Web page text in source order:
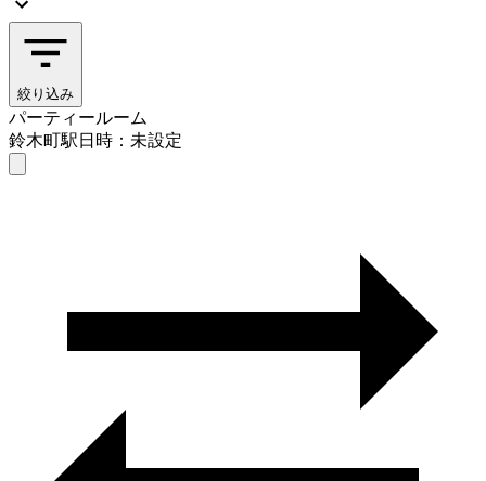
絞り込み
パーティールーム
鈴木町駅日時：未設定